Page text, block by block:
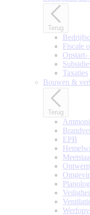
Terug
Fiscale
Opstart-
Taxaties
Bouwen &
Terug
EPB
Ontwerp